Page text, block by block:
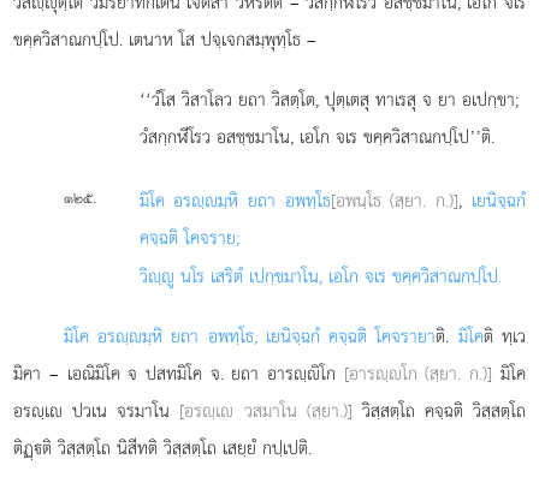
ขคฺควิสาณกปฺโป. เตนาห โส ปจฺเจกสมฺพุทฺโธ –
‘‘วํโส วิสาโลว ยถา วิสตฺโต, ปุตฺเตสุ ทาเรสุ จ ยา อเปกฺขา;
วํสกฺกฬีโรว อสชฺชมาโน, เอโก จเร ขคฺควิสาณกปฺโป’’ติ.
๑๒๕. มิโค อรฺมฺหิ ยถา อพทฺโธ[อพนฺโธ (สฺยา. ก.)], เยนิจฺฉกํ
คจฺฉติ โคจราย;
วิฺู นโร เสริตํ เปกฺขมาโน, เอโก จเร ขคฺควิสาณกปฺโป.
มิโค อรฺมฺหิ ยถา อพทฺโธ, เยนิจฺฉกํ คจฺฉติ โคจรายาติ. มิโคติ ทฺเว
มิคา – เอณิมิโค จ ปสทมิโค จ. ยถา อารฺิโก [อารฺโก (สฺยา. ก.)] มิโค
อรฺเ ปวเน จรมาโน [อรฺเ วสมาโน (สฺยา.)] วิสฺสตฺโถ คจฺฉติ วิสฺสตฺโถ
ติฏฺติ วิสฺสตฺโถ นิสีทติ วิสฺสตฺโถ เสยฺยํ กปฺเปติ.